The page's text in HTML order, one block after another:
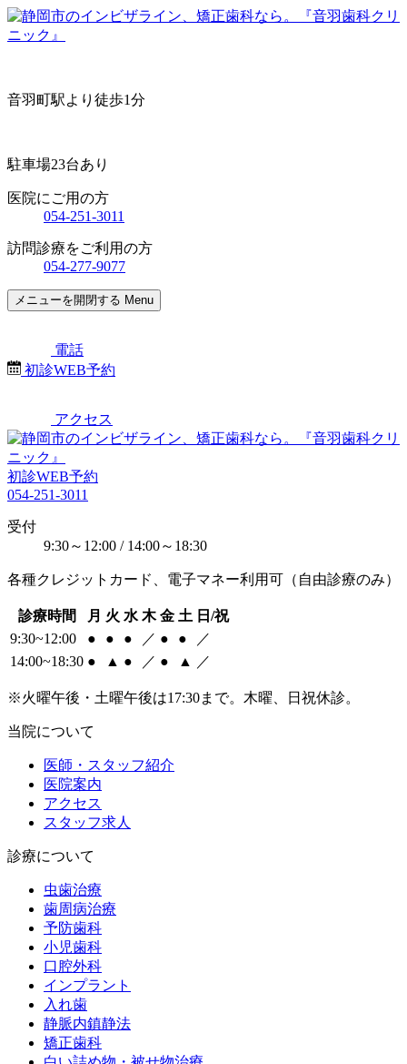
音羽町駅より徒歩1分
駐車場23台あり
医院にご用の方
054-251-3011
訪問診療をご利用の方
054-277-9077
メニューを開閉する Menu
電話
初診WEB予約
アクセス
初診WEB予約
054-251-3011
受付
9:30～12:00 / 14:00～18:30
各種クレジットカード、電子マネー利用可（自由診療のみ）
診療時間 月 火 水 木 金 土 日/祝
9:30~12:00
● ● ● ／ ● ●
／
14:00~18:30 ● ▲ ● ／ ● ▲ ／
※火曜午後・土曜午後は17:30まで。木曜、日祝休診。
当院について
医師・スタッフ紹介
医院案内
アクセス
スタッフ求人
診療について
虫歯治療
歯周病治療
予防歯科
小児歯科
口腔外科
インプラント
入れ歯
静脈内鎮静法
矯正歯科